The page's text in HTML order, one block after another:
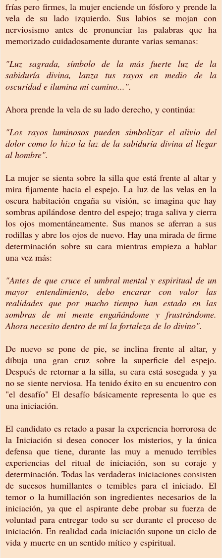
frías pero firmes, la mujer enciende un fósforo y prende la
vela de su lado izquierdo. Sus labios se mojan con
nerviosismo antes de pronunciar las palabras que ha
memorizado cuidadosamente durante varias semanas:
"Luz sagrada, símbolo de la más fuerte luz de la
sabiduría divina, lanza tus rayos en medio de la
oscuridad e ilumina mi camino...".
Ahora prende la vela de su lado derecho, y continúa:
"Los rayos luminosos pueden simbolizar el alivio del
dolor como lo hizo la luz de la sabiduría divina al llegar
al hombre".
La mujer se sienta sobre la silla que está frente al altar y
mira fijamente hacia el espejo. La luz de las velas en la
oscura habitación engaña su visión, se imagina que hay
sombras apilándose dentro del espejo; traga saliva y cierra
los ojos momentáneamente. Sus manos se aferran a sus
rodillas y abre los ojos de nuevo. Hay una mirada de firme
determinación sobre su cara mientras empieza a hablar
una vez más:
"Antes de que cruce el umbral mental y espiritual de un
mayor entendimiento, debo encarar con valor las
realidades que por mucho tiempo han estado en las
sombras de mi mente engañándome y frustrándome.
Ahora necesito dentro de mí la fortaleza de lo divino".
De nuevo se pone de pie, se inclina frente al altar, y
dibuja una gran cruz sobre la superficie del espejo.
Después de retornar a la silla, su cara está sosegada y ya
no se siente nerviosa. Ha tenido éxito en su encuentro con
"el desafío" El desafío básicamente representa lo que es
una iniciación.
El candidato es retado a pasar la experiencia horrorosa de
la Iniciación si desea conocer los misterios, y la única
defensa que tiene, durante las muy a menudo terribles
experiencias del ritual de iniciación, son su coraje y
determinación. Todas las verdaderas iniciaciones consisten
de sucesos humillantes o temibles para el iniciado. El
temor o la humillación son ingredientes necesarios de la
iniciación, ya que el aspirante debe probar su fuerza de
voluntad para entregar todo su ser durante el proceso de
iniciación. En realidad cada iniciación supone un ciclo de
vida y muerte en un sentido mítico y espiritual.